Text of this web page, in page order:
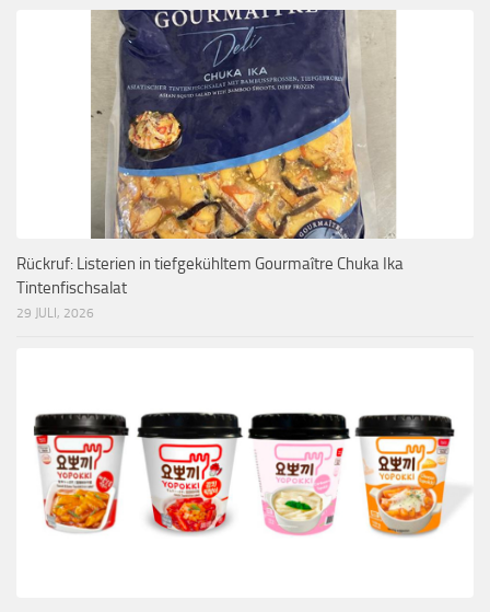
Rückruf: Listerien in tiefgekühltem Gourmaître Chuka Ika
Tintenfischsalat
29 JULI, 2026